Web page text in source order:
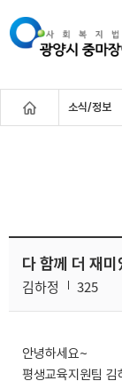
소식/정보
다 함께 더 재
김하정 325
안녕하세요~
평생교육지원팀